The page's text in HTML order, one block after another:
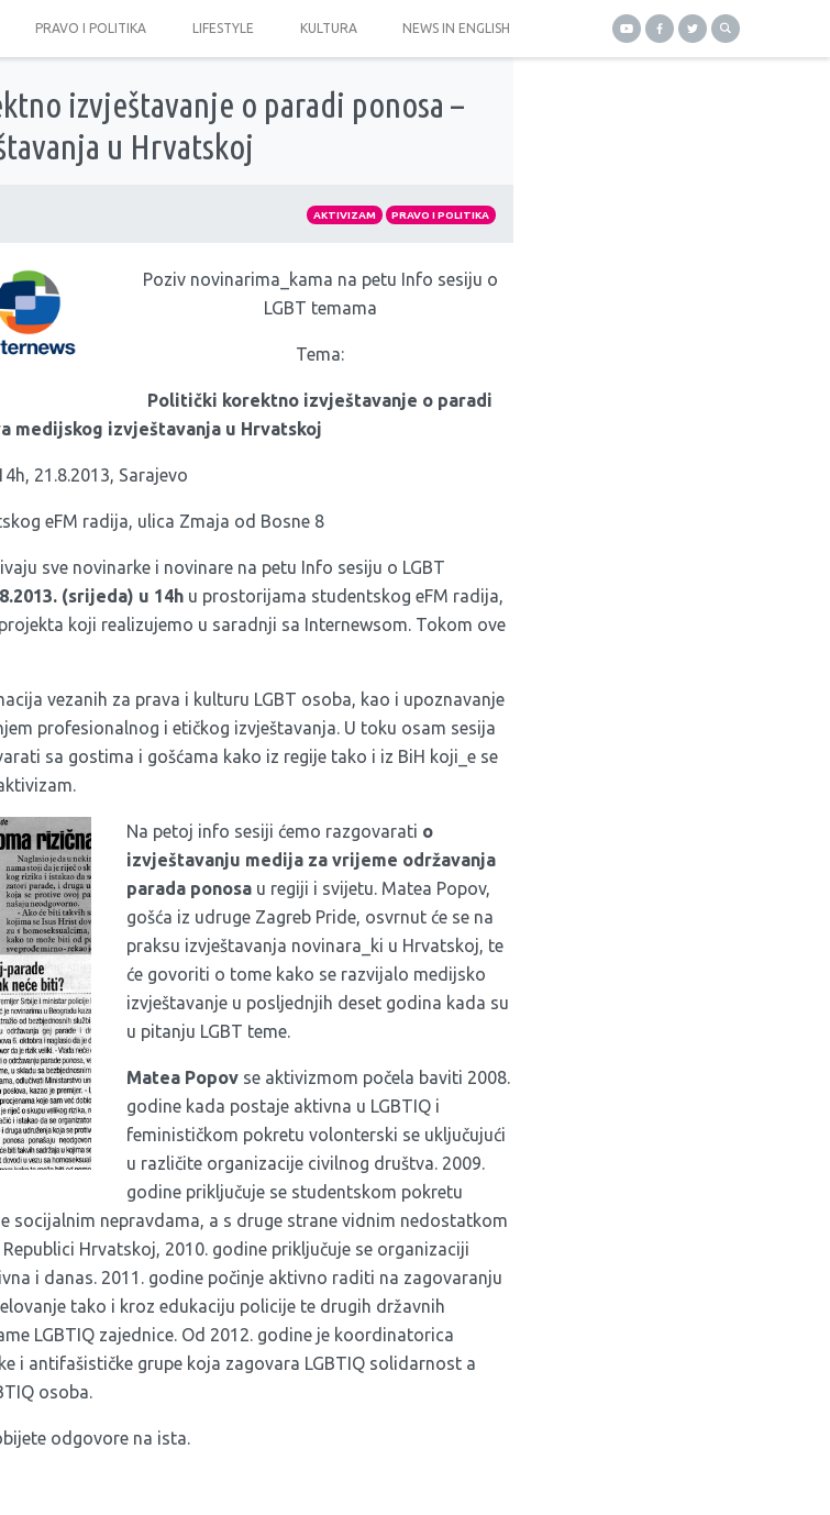
PRAVO I POLITIKA LIFESTYLE KULTURA NEWS IN ENGLISH
izvještavanje o paradi ponosa –
u Hrvatskoj
AKTIVIZAM PRAVO I POLITIKA
Poziv novinarima_kama na petu Info sesiju o
LGBT temama
Tema:
Politički korektno izvještavanje o paradi
medijskog izvještavanja u Hrvatskoj
21.8.2013, Sarajevo
eFM radija, ulica Zmaja od Bosne 8
sve novinarke i novinare na petu Info sesiju o LGBT
(srijeda) u 14h u prostorijama studentskog eFM radija,
koji realizujemo u saradnji sa Internewsom. Tokom ove
vezanih za prava i kulturu LGBT osoba, kao i upoznavanje
profesionalnog i etičkog izvještavanja. U toku osam sesija
sa gostima i gošćama kako iz regije tako i iz BiH koji_e se
Na petoj info sesiji ćemo razgovarati o
izvještavanju medija za vrijeme održavanja
parada ponosa u regiji i svijetu. Matea Popov,
gošća iz udruge Zagreb Pride, osvrnut će se na
praksu izvještavanja novinara_ki u Hrvatskoj, te
će govoriti o tome kako se razvijalo medijsko
izvještavanje u posljednjih deset godina kada su
u pitanju LGBT teme.
Matea Popov se aktivizmom počela baviti 2008.
godine kada postaje aktivna u LGBTIQ i
feminističkom pokretu volonterski se uključujući
u različite organizacije civilnog društva. 2009.
godine priključuje se studentskom pokretu
socijalnim nepravdama, a s druge strane vidnim nedostatkom
Hrvatskoj, 2010. godine priključuje se organizaciji
i danas. 2011. godine počinje aktivno raditi na zagovaranju
tako i kroz edukaciju policije te drugih državnih
LGBTIQ zajednice. Od 2012. godine je koordinatorica
i antifašističke grupe koja zagovara LGBTIQ solidarnost a
osoba.
odgovore na ista.